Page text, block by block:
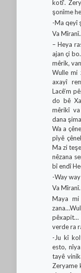
kotî‘.
şonîme
-Ma qeyî
Va Mîranî..
– Heya
ajan çi
mêrik,
Wulle mi
axayî
Lacê’m
do bê
mêrikî
dana
Wa a
pîyê
Ma zi
nêzana
bî endî
-Way
Va
Maya
pêxapit…
verde ra
-Ju kî
esto,
tayê
Zeryame